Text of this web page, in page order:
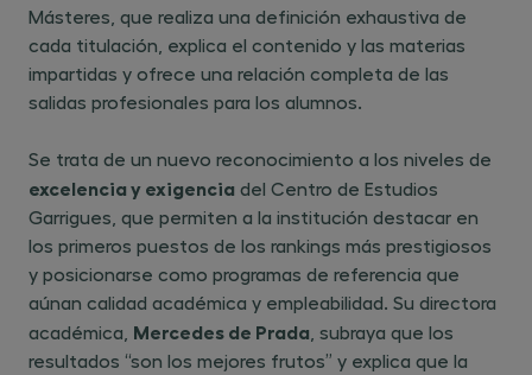
Másteres, que realiza una definición exhaustiva de
cada titulación, explica el contenido y las materias
impartidas y ofrece una relación completa de las
salidas profesionales para los alumnos.
Se trata de un nuevo reconocimiento a los niveles de
excelencia y exigencia del Centro de Estudios
Garrigues, que permiten a la institución destacar en
los primeros puestos de los rankings más prestigiosos
y posicionarse como programas de referencia que
aúnan calidad académica y empleabilidad. Su directora
académica, Mercedes de Prada , subraya que los
resultados “son los mejores frutos” y explica que la